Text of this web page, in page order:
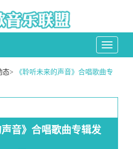
Toggle
态>
《聆听未来的声音》合唱歌曲专
声音》合唱歌曲专辑发